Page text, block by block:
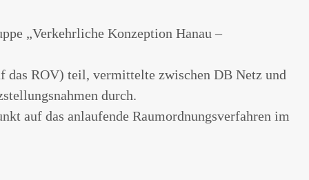
„Verkehrliche Konzeption Hanau –
das ROV) teil, vermittelte zwischen DB Netz und
durch.
auf das anlaufende Raumordnungsverfahren im